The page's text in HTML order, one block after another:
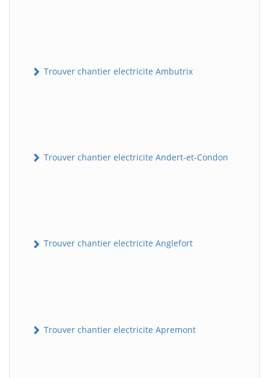
Trouver chantier electricite Ambutrix
Trouver chantier electricite Andert-et-Condon
Trouver chantier electricite Anglefort
Trouver chantier electricite Apremont